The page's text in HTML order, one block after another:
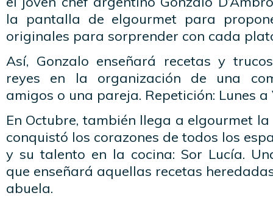
la pantalla de elgourmet para
originales para sorprender con cada
Así, Gonzalo enseñará recetas y
reyes en la organización de una
amigos o una pareja. Repetición: Lunes a
En Octubre, también llega a elgourmet
conquistó los corazones de todos los
y su talento en la cocina: Sor Lucía.
que enseñará aquellas recetas
abuela.